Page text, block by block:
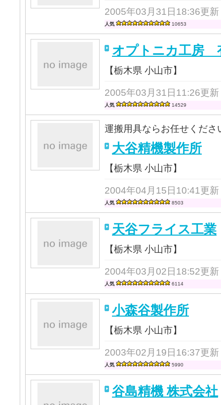
2005年03月31日18:36更新
人気 10653
オプトニカ工房
【栃木県 小山市】
2005年03月31日11:26更新
人気 14529
運搬用具ならお任せくださ
大谷精機製作所
【栃木県 小山市】
2004年04月15日10:41更新
人気 8503
天谷フライス工業
【栃木県 小山市】
2004年03月02日18:52更新
人気 6114
小森谷製作所
【栃木県 小山市】
2003年02月19日16:37更新
人気 5990
谷島精機 株式会社